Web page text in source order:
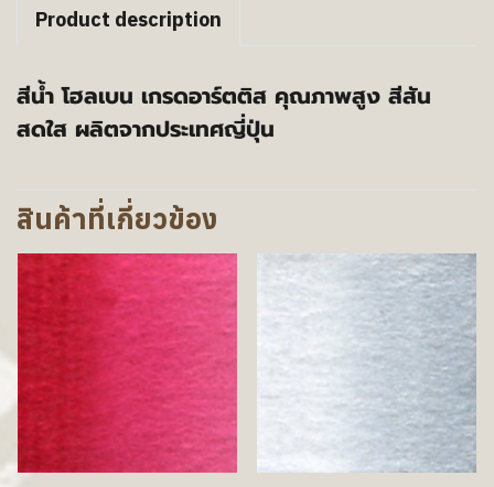
Product description
สีน้ำ โฮลเบน เกรดอาร์ตติส คุณภาพสูง สีสัน
สดใส ผลิตจากประเทศญี่ปุ่น
สินค้าที่เกี่ยวข้อง